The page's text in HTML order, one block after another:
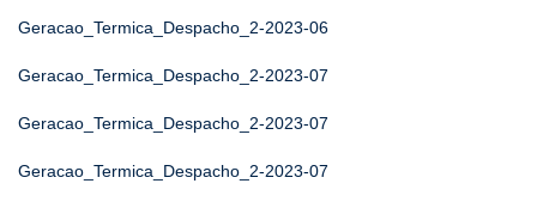
Geracao_Termica_Despacho_2-2023-06
Geracao_Termica_Despacho_2-2023-07
Geracao_Termica_Despacho_2-2023-07
Geracao_Termica_Despacho_2-2023-07